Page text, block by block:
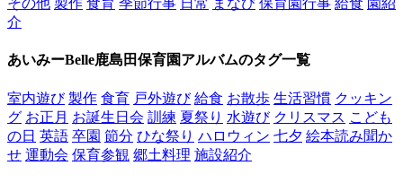
その他 製作 食育 季節行事 日常 まなび 保育園行事 給食 園紹
介
あいみーBelle鹿島田保育園アルバムのタグ一覧
室内遊び 製作 食育 戸外遊び 給食 お散歩 生活習慣 クッキン
グ お正月 お誕生日会 訓練 夏祭り 水遊び クリスマス こども
の日 英語 卒園 節分 ひな祭り ハロウィン 七夕 絵本読み聞か
せ 運動会 保育参観 郷土料理 施設紹介